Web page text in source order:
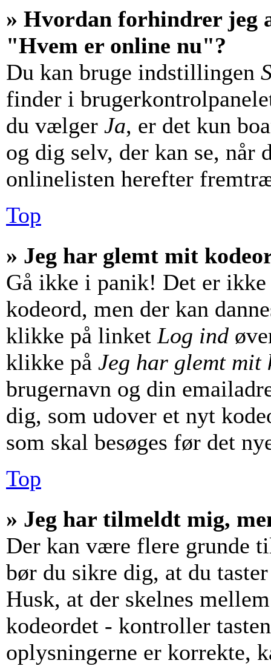
» Hvordan forhindrer jeg
"Hvem er online nu"?
Du kan bruge indstillingen
finder i
du vælger Ja, er det kun
og dig selv, der kan se,
onlinelisten herefter
Top
» Jeg har glemt mit
Gå ikke i panik! Det er
kodeord, men der kan
klikke på linket Log ind
klikke på Jeg har glemt mit
brugernavn og din
dig, som udover et nyt
som skal besøges før det
Top
» Jeg har tilmeldt mig,
Der kan være flere grunde
bør du sikre dig, at du
Husk, at der skelnes
kodeordet - kontroller
oplysningerne er korrekte,